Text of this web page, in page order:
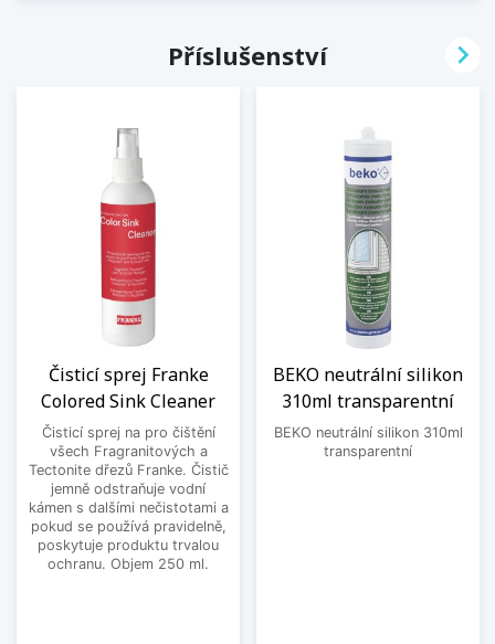
Příslušenství
Čisticí sprej Franke
Colored Sink Cleaner
Čisticí sprej na pro čištění
všech Fragranitových a
Tectonite dřezů Franke. Čistič
jemně odstraňuje vodní
kámen s dalšími nečistotami a
pokud se používá pravidelně,
poskytuje produktu trvalou
ochranu. Objem 250 ml.
BEKO neutrální silikon
310ml transparentní
BEKO neutrální silikon 310ml
transparentní
